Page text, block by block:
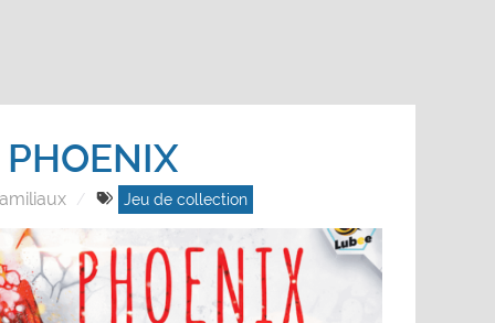
PHOENIX
Jeu de collection